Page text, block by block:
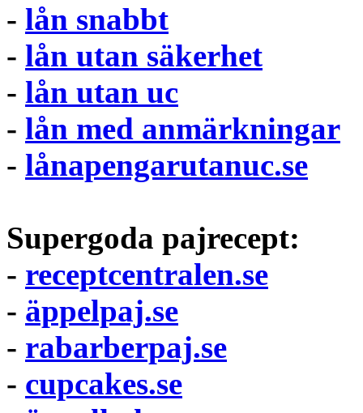
- lån snabbt
- lån utan säkerhet
- lån utan uc
- lån med anmärkningar
- lånapengarutanuc.se
Supergoda pajrecept:
- receptcentralen.se
- äppelpaj.se
- rabarberpaj.se
- cupcakes.se